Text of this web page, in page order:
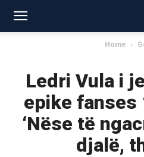
Home
Ledri Vula i
epike
‘Nëse të
djalë,